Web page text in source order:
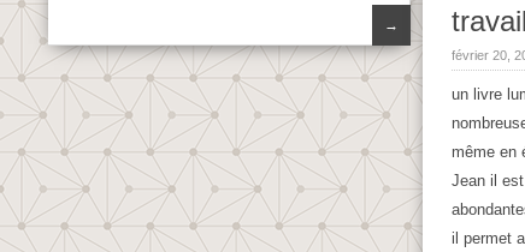
→
février 20,
un livre
même en
Jean il
il permet